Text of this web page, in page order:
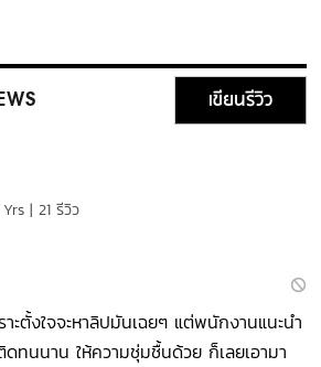
เขียนรีวิว
| 21 รีวิว
ะตั้งใจจะหาลิปมันเฉยๆ แต่พนักงานแนะนำ
ทนนาน ให้ความชุ่มชื้นด้วย ก็เลยเอามา